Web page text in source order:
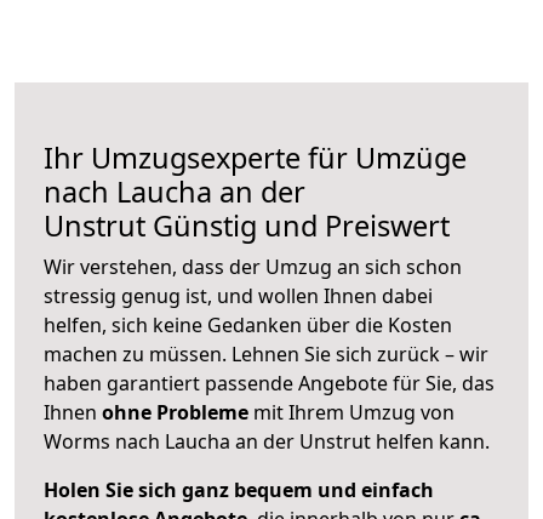
Ihr Umzugsexperte für Umzüge
nach Laucha an der
Unstrut Günstig und Preiswert
Wir verstehen, dass der Umzug an sich schon
stressig genug ist, und wollen Ihnen dabei
helfen, sich keine Gedanken über die Kosten
machen zu müssen. Lehnen Sie sich zurück – wir
haben garantiert passende Angebote für Sie, das
Ihnen ohne Probleme mit Ihrem Umzug von
Worms nach Laucha an der Unstrut helfen kann.
Holen Sie sich ganz bequem und einfach